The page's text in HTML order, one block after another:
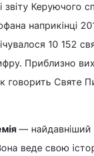
звіту Керуючого
наприкінці
10 152
Приблизно
говорить Святе
— найдавніший
веде свою